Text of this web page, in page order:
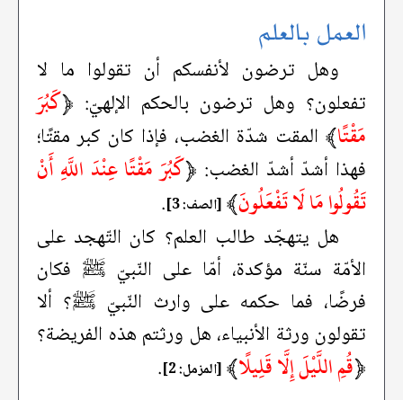
العمل بالعلم
وهل ترضون لأنفسكم أن تقولوا ما لا
تفعلون؟ وهل ترضون بالحكم الإلهيّ: ﴿كَبُرَ
مَقْتًا﴾ المقت شدّة الغضب، فإذا كان كبر مقتًا؛
فهذا أشدّ أشدّ الغضب: ﴿كَبُرَ مَقْتًا عِنْدَ اللَّهِ أَنْ
تَقُولُوا مَا لَا تَفْعَلُونَ﴾ [الصف: 3]
.
هل يتهجّد طالب العلم؟ كان التّهجد على
الأمّة سنّة مؤكدة، أمّا على النّبيّ ﷺ فكان
فرضًا، فما حكمه على وارث النّبيّ ﷺ؟ ألا
تقولون ورثة الأنبياء، هل ورثتم هذه الفريضة؟
﴿قُمِ اللَّيْلَ إِلَّا قَلِيلًا﴾ [المزمل: 2] .